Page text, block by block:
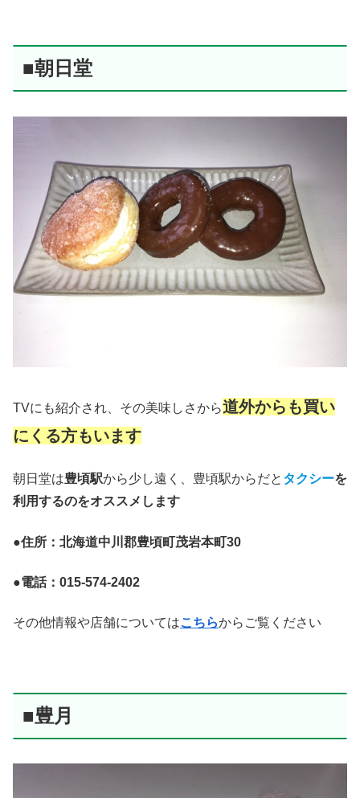
■朝日堂
TVにも紹介され、その美味しさから道外からも買い
にくる方もいます
朝日堂は豊頃駅から少し遠く、豊頃駅からだと タクシーを
利用するのをオススメします
●住所：北海道中川郡豊頃町茂岩本町30
●電話：015-574-2402
その他情報や店舗についてはこちらからご覧ください
■豊月